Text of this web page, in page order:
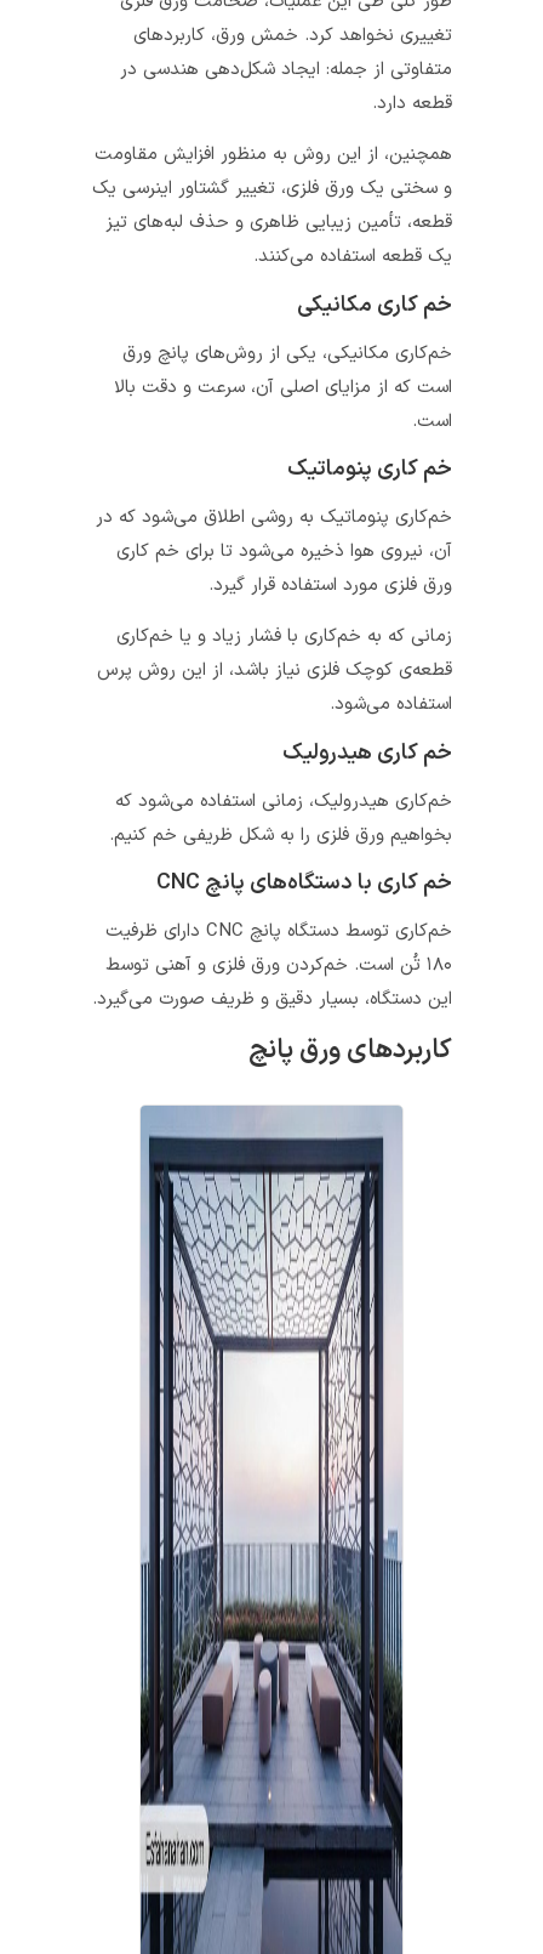
تغییری نخواهد کرد. خمش ورق، کاربردهای
متفاوتی از جمله: ایجاد شکل‎‌دهی هندسی در
قطعه دارد.
همچنین، از این روش به ‌منظور افزایش مقاومت
و سختی یک ورق فلزی، تغییر گشتاور اینرسی یک
قطعه، تأمین زیبایی ظاهری و حذف لبه‌های تیز
یک قطعه استفاده می‌کنند.
خم کاری مکانیکی
خم‌کاری مکانیکی، یکی از روش‌های پانچ ورق
است که از مزایای اصلی آن، سرعت و دقت بالا
خم کاری پنوماتیک
خم‌کاری پنوماتیک به روشی اطلاق می‌شود که در
آن، نیروی هوا ذخیره می‌شود تا برای خم کاری
ورق فلزی مورد استفاده قرار گیرد.
زمانی که به خم‌کاری با فشار زیاد و یا خم‌کاری
قطعه‌ی کوچک فلزی نیاز باشد، از این روش پرس
استفاده می‌شود.
خم کاری هیدرولیک
خم‌کاری هیدرولیک، زمانی استفاده می‌شود که
بخواهیم ورق فلزی را به شکل ظریفی خم کنیم.
خم کاری با دستگاه‌های پانچ CNC
خم‌کاری توسط دستگاه پانچ CNC دارای ظرفیت
۱۸۰ تُن است. خم‌کردن ورق فلزی و آهنی توسط
این دستگاه، بسیار دقیق و ظریف صورت می‌گیرد.
کاربردهای ورق پانچ